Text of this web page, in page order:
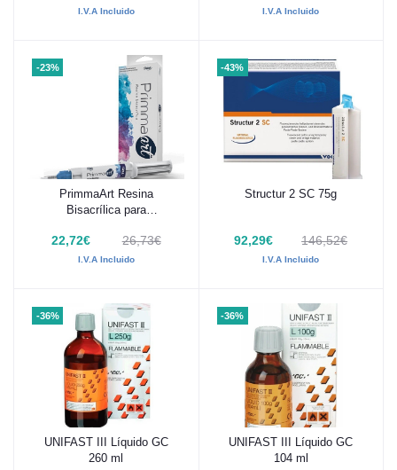
I.V.A Incluido I.V.A Incluido
-23%
Añadir al carrito
PrimmaArt Resina
Bisacrílica para
22,72€ 26,73€
I.V.A Incluido
-43%
Añadir al carrito
Structur 2 SC 75g
92,29€ 146,52€
I.V.A Incluido
-36%
Añadir al carrito
UNIFAST III Líquido GC
260 ml
-36%
Añadir al carrito
UNIFAST III Líquido GC
104 ml